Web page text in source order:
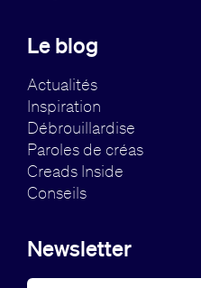
Le blog
Actualités
Inspiration
Débrouillardise
Paroles de créas
Creads Inside
Conseils
Newsletter